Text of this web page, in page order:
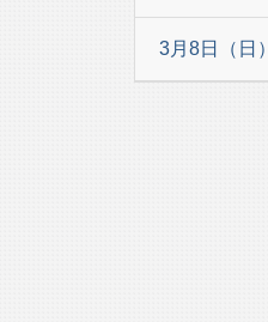
3月8日（日）